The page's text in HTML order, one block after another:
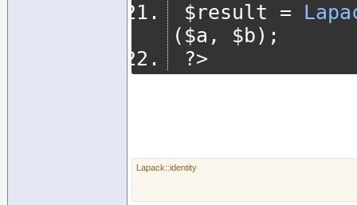
$result =
( $a , $b);
?>
Lapack::identity